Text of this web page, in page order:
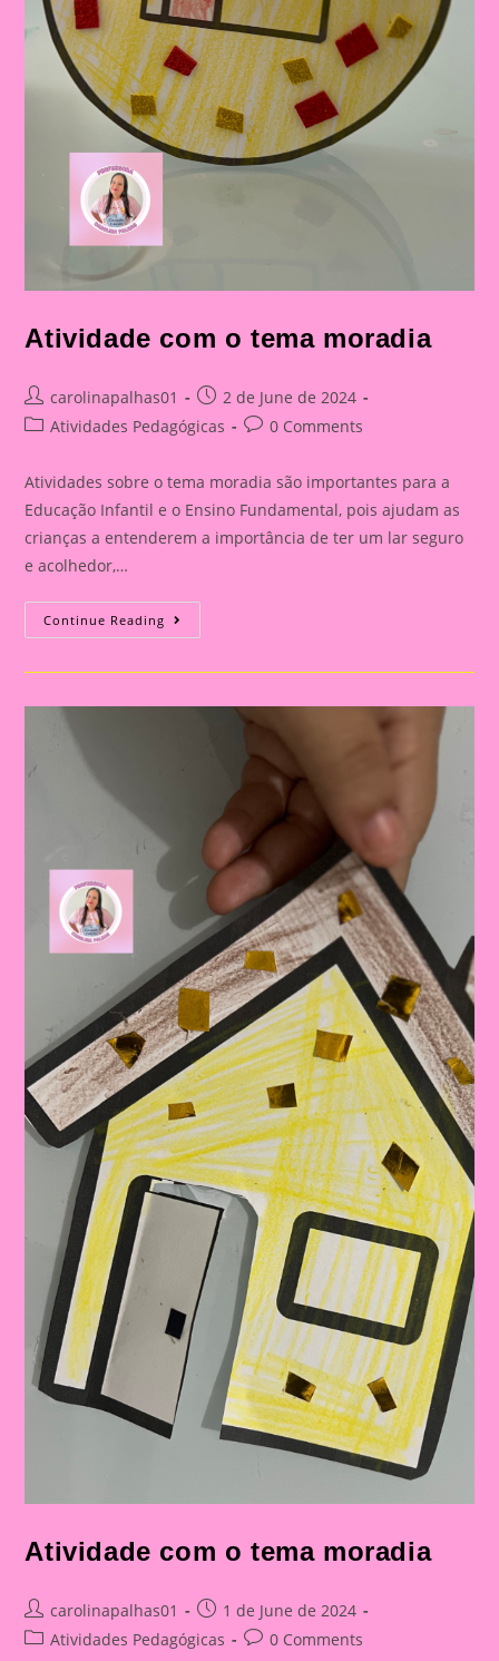
Atividade com o tema moradia
Post
author:
carolinapalhas01
Post
published:
2 de June de 2024
PostAtividades Pedagógicas
Post0 Comments
Atividades sobre o tema moradia são importantes para a
Educação Infantil e o Ensino Fundamental, pois ajudam as
crianças a entenderem a importância de ter um lar seguro
e acolhedor,…
Continue Reading Atividade
Com
Atividade com o tema moradia
Post
author:
carolinapalhas01
Post
published:
1 de June de 2024
PostAtividades Pedagógicas
Post0 Comments